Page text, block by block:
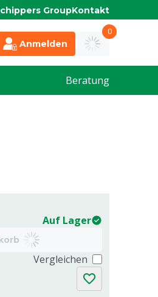
GroupKontakt
Anmelden
0
Beratung
Auf Lager
Vergleichen